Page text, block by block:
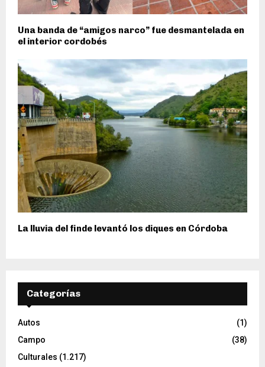
Una banda de “amigos narco” fue desmantelada en
el interior cordobés
La lluvia del finde levantó los diques en Córdoba
Categorías
Autos
(1)
Campo
(38)
Culturales (1.217)